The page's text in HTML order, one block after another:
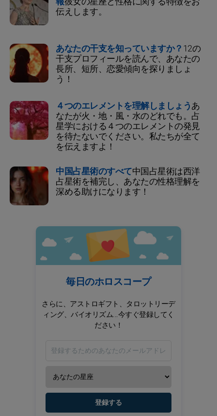
伝えします。
あなたの干支を知っていますか？12の
干支プロフィールを読んで、あなたの
長所、短所、恋愛傾向を探りましょ
う！
４つのエレメントを理解しましょうあ
なたが火・地・風・水のどれでも。占
星学における４つのエレメントの発見
を待たないでください。私たちが全て
を伝えますよ！
中国占星術のすべて中国占星術は西洋
占星術を補完し、あなたの性格理解を
深める助けになります！
毎日のホロスコープ
さらに、アストロギフト、タロットリーデ
ィング、バイオリズム...今すぐ登録してく
ださい！
登録する